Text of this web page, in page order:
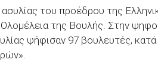
του προέδρου της
της Βουλής. Στην
ψήφισαν 97 βουλευτές,